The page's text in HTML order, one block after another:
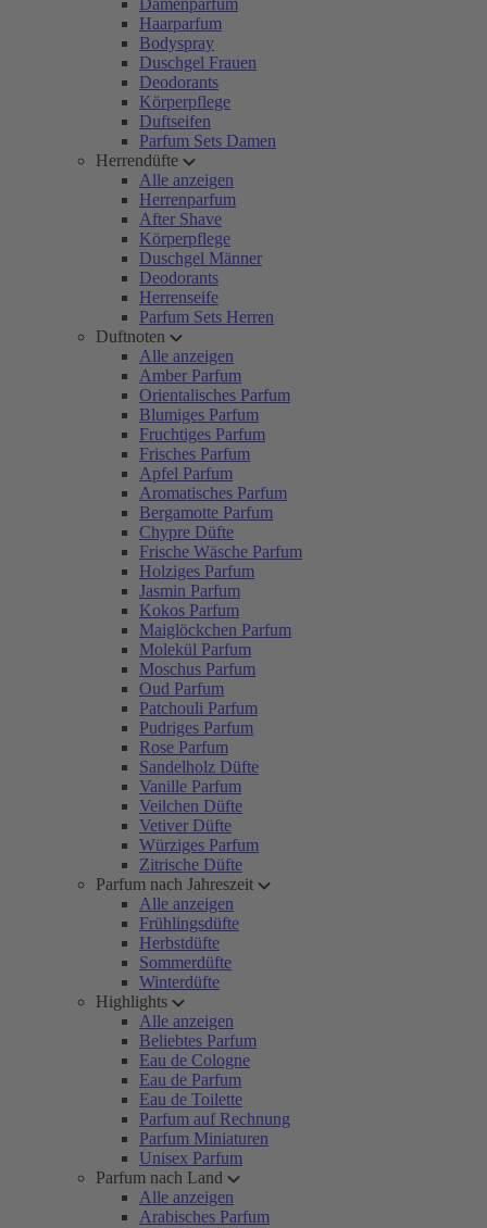
Damenparfum
Haarparfum
Bodyspray
Duschgel Frauen
Deodorants
Körperpflege
Duftseifen
Parfum Sets Damen
Herrendüfte
Alle anzeigen
Herrenparfum
After Shave
Körperpflege
Duschgel Männer
Deodorants
Herrenseife
Parfum Sets Herren
Duftnoten
Alle anzeigen
Amber Parfum
Orientalisches Parfum
Blumiges Parfum
Fruchtiges Parfum
Frisches Parfum
Apfel Parfum
Aromatisches Parfum
Bergamotte Parfum
Chypre Düfte
Frische Wäsche Parfum
Holziges Parfum
Jasmin Parfum
Kokos Parfum
Maiglöckchen Parfum
Molekül Parfum
Moschus Parfum
Oud Parfum
Patchouli Parfum
Pudriges Parfum
Rose Parfum
Sandelholz Düfte
Vanille Parfum
Veilchen Düfte
Vetiver Düfte
Würziges Parfum
Zitrische Düfte
Parfum nach Jahreszeit
Alle anzeigen
Frühlingsdüfte
Herbstdüfte
Sommerdüfte
Winterdüfte
Highlights
Alle anzeigen
Beliebtes Parfum
Eau de Cologne
Eau de Parfum
Eau de Toilette
Parfum auf Rechnung
Parfum Miniaturen
Unisex Parfum
Parfum nach Land
Alle anzeigen
Arabisches Parfum